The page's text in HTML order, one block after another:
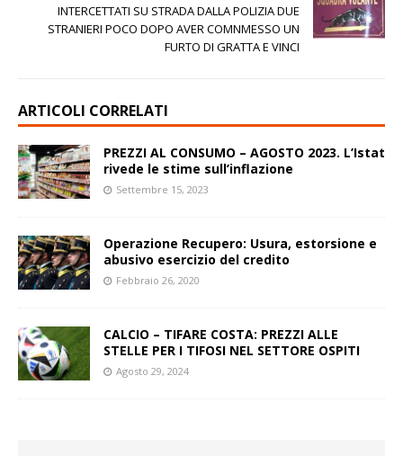
INTERCETTATI SU STRADA DALLA POLIZIA DUE
STRANIERI POCO DOPO AVER COMNMESSO UN
FURTO DI GRATTA E VINCI
ARTICOLI CORRELATI
PREZZI AL CONSUMO – AGOSTO 2023. L’Istat
rivede le stime sull’inflazione
Settembre 15, 2023
Operazione Recupero: Usura, estorsione e
abusivo esercizio del credito
Febbraio 26, 2020
CALCIO – TIFARE COSTA: PREZZI ALLE
STELLE PER I TIFOSI NEL SETTORE OSPITI
Agosto 29, 2024